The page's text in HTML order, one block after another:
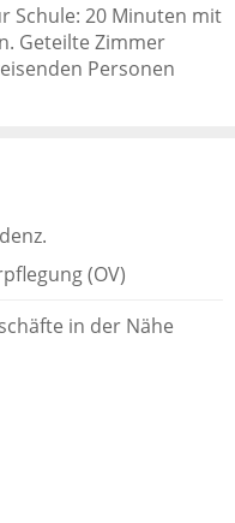
Schule: 20 Minuten mit
Geteilte Zimmer
Personen
(OV)
in der Nähe